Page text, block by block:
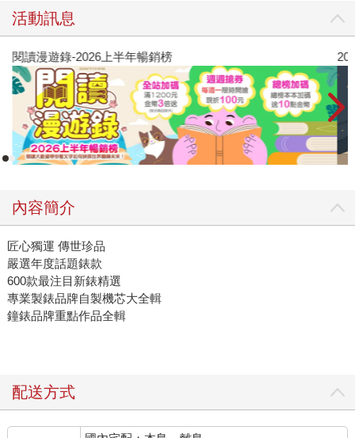
活動訊息
閱讀漫遊錄-2026上半年暢銷榜
內容簡介
匠心獨運 傳世珍品
嚴選年度話題錶款
600款最注目新錶精選
專業製錶品牌自製機芯大全輯
鐘錶品牌重點作品全輯
配送方式